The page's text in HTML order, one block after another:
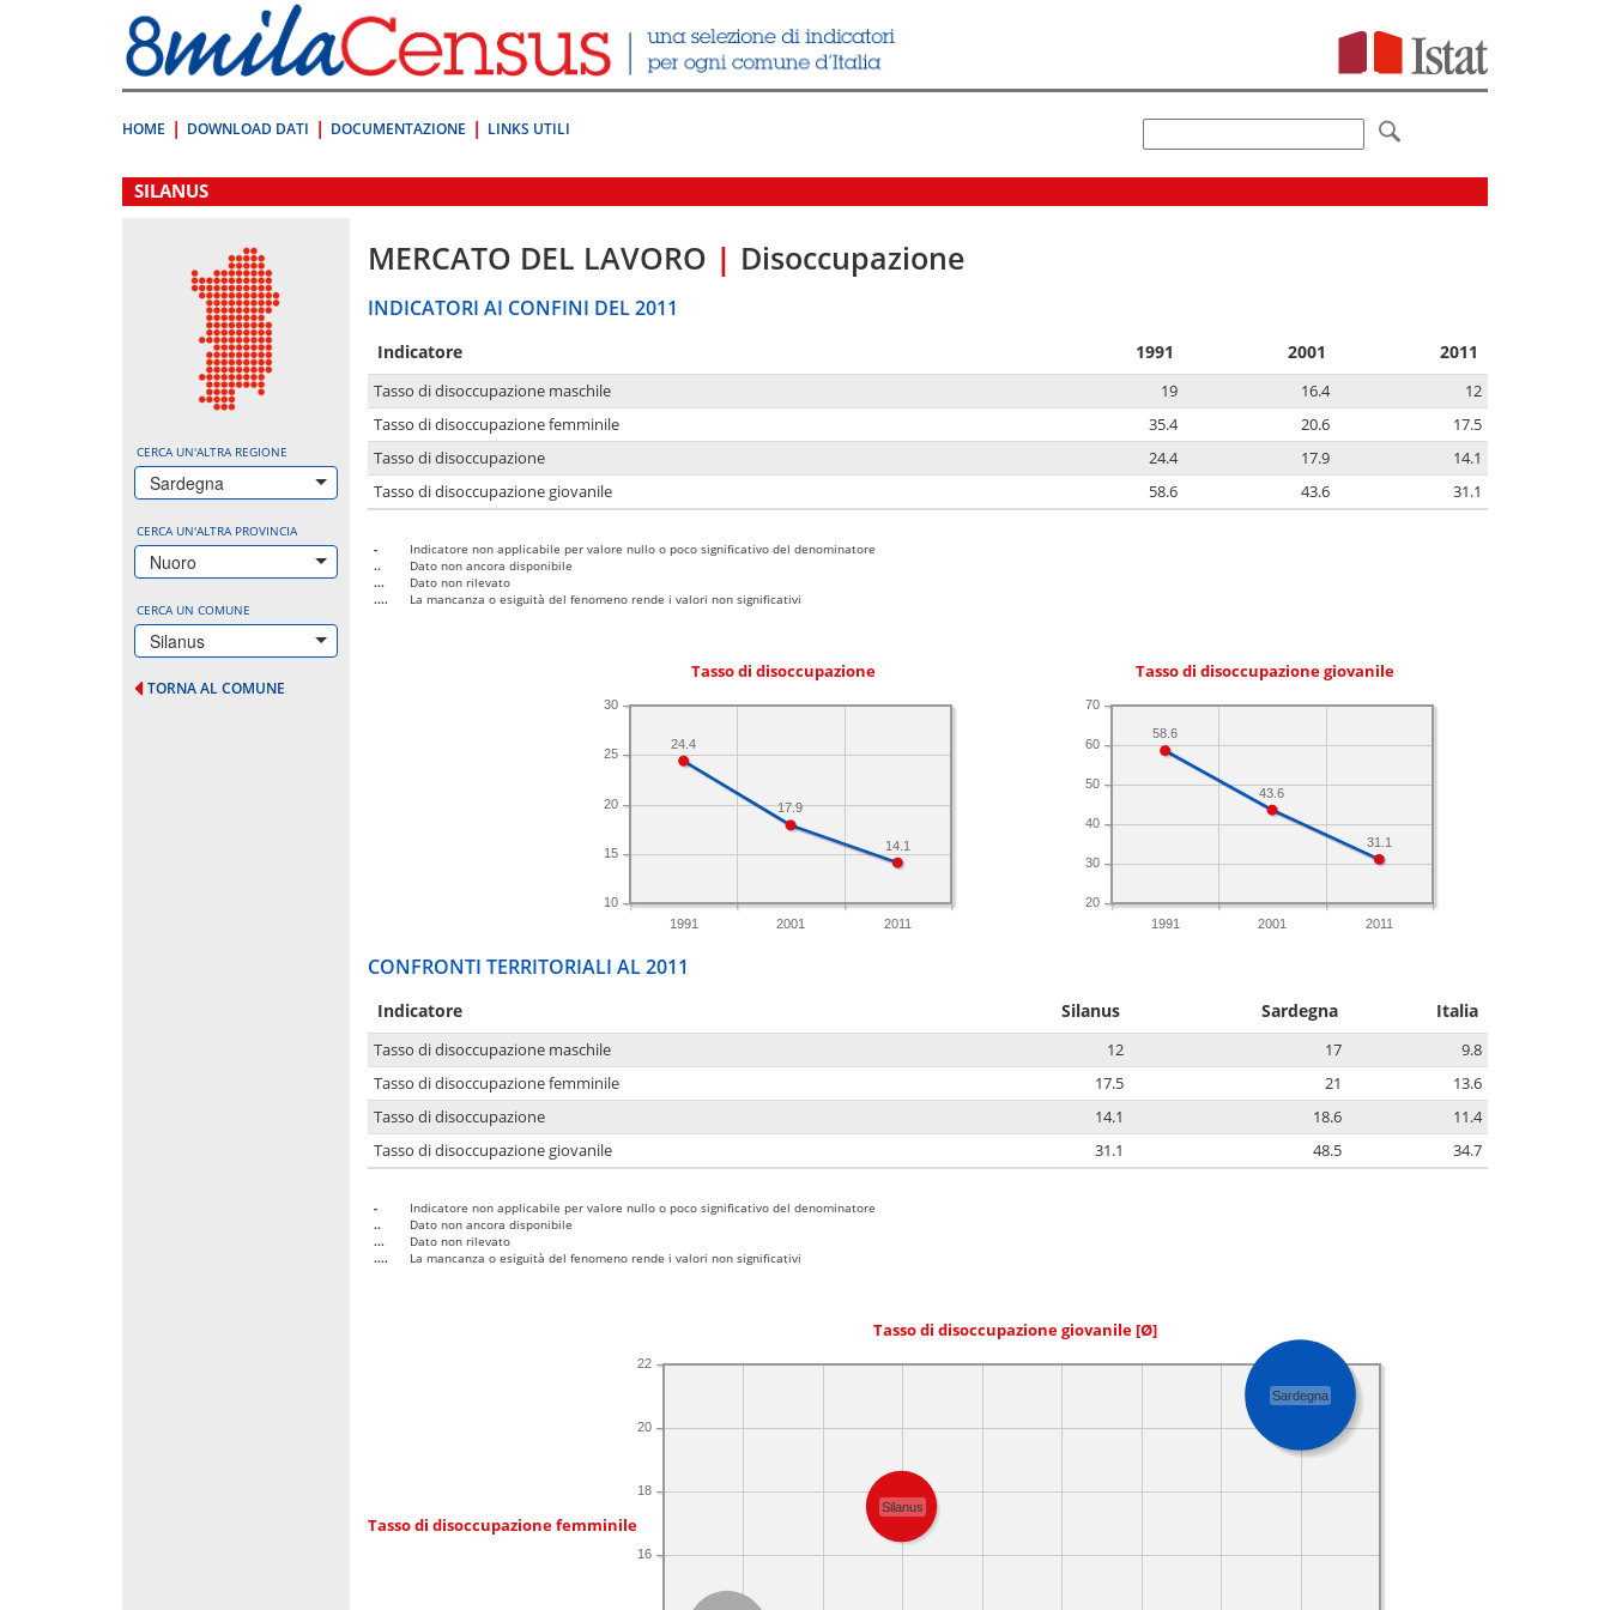
direttamente
a:
Contenuto
HOME DOWNLOAD DATI DOCUMENTAZIONE LINKS UTILI
.
SILANUS
CERCA UN'ALTRA REGIONE
Sardegna
CERCA UN'ALTRA PROVINCIA
Nuoro
CERCA UN COMUNE
Silanus
TORNA AL COMUNE
MERCATO DEL LAVORO | Disoccupazione
INDICATORI AI CONFINI DEL 2011
Indicatore 1991 2001 2011
Tasso di disoccupazione maschile 19 16.4
12
Tasso di disoccupazione femminile
35.4 20.6
17.5
Tasso di disoccupazione
24.4 17.9
14.1
Tasso di disoccupazione giovanile
58.6 43.6 31.1
-
Indicatore non applicabile per valore nullo o poco significativo del denominatore
..
Dato non ancora disponibile
...
Dato non rilevato
....
La mancanza o esiguità del fenomeno rende i valori non significativi
Tasso di disoccupazione
1991 2001 2011
10
15
20
25
30
14.1
17.9
24.4
Tasso di disoccupazione giovanile
1991 2001 2011
20
30
40
50
60
70
31.1
43.6
58.6
CONFRONTI TERRITORIALI AL 2011
Indicatore Silanus Sardegna Italia
Tasso di disoccupazione maschile 12 17
9.8
Tasso di disoccupazione femminile
17.5 21
13.6
Tasso di disoccupazione
14.1 18.6
11.4
Tasso di disoccupazione giovanile
31.1 48.5 34.7
-
Indicatore non applicabile per valore nullo o poco significativo del denominatore
..
Dato non ancora disponibile
...
Dato non rilevato
....
La mancanza o esiguità del fenomeno rende i valori non significativi
Tasso di disoccupazione giovanile [Ø]
Tasso di disoccupazione femminile
16
18
20
22
Sardegna
Silanus